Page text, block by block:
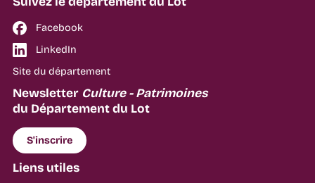
Facebook
LinkedIn
Site du département
Newsletter Culture - Patrimoines
du Département du Lot
S'inscrire
Liens utiles